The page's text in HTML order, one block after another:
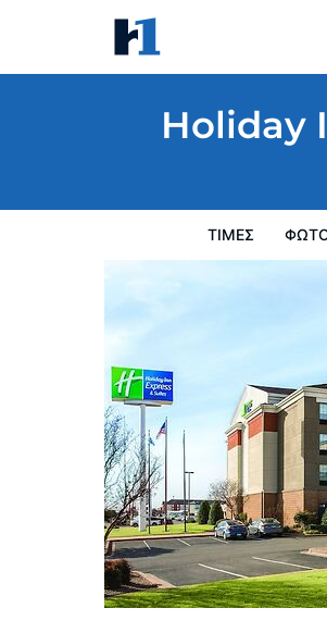
Holiday
ΤΙΜΈΣ
Holiday Inn Express
Τιμές